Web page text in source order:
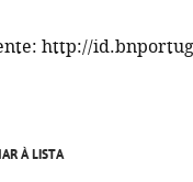
http://
À LISTA